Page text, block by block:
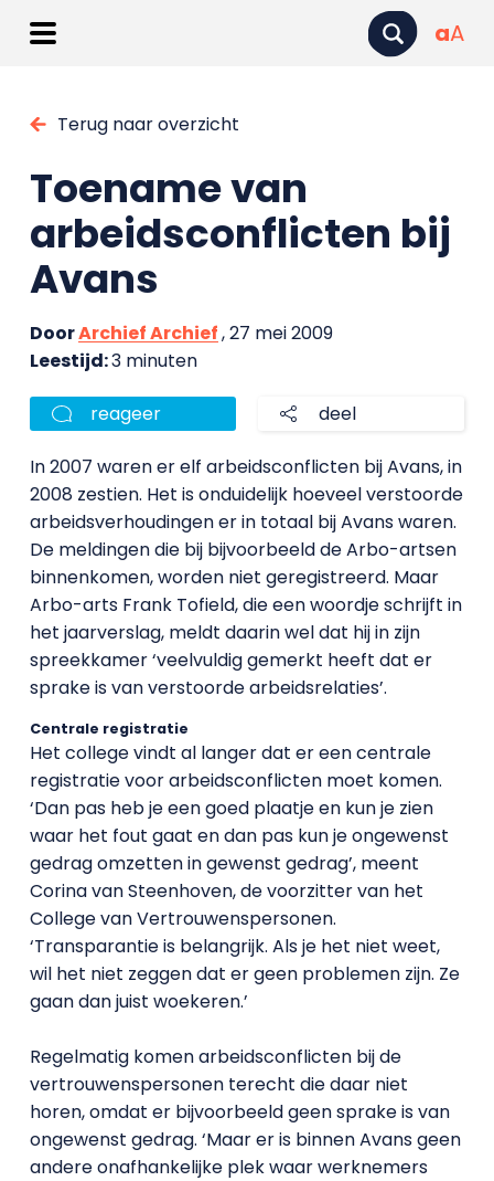
aA
Terug naar overzicht
Toename van
arbeidsconflicten bij
Avans
DoorArchief Archief, 27 mei 2009
Leestijd:3 minuten
reageer deel
In 2007 waren er elf arbeidsconflicten bij Avans, in
2008 zestien. Het is onduidelijk hoeveel verstoorde
arbeidsverhoudingen er in totaal bij Avans waren.
De meldingen die bij bijvoorbeeld de Arbo-artsen
binnenkomen, worden niet geregistreerd. Maar
Arbo-arts Frank Tofield, die een woordje schrijft in
het jaarverslag, meldt daarin wel dat hij in zijn
spreekkamer ‘veelvuldig gemerkt heeft dat er
sprake is van verstoorde arbeidsrelaties’.
Centrale registratie
Het college vindt al langer dat er een centrale
registratie voor arbeidsconflicten moet komen.
‘Dan pas heb je een goed plaatje en kun je zien
waar het fout gaat en dan pas kun je ongewenst
gedrag omzetten in gewenst gedrag’, meent
Corina van Steenhoven, de voorzitter van het
College van Vertrouwenspersonen.
‘Transparantie is belangrijk. Als je het niet weet,
wil het niet zeggen dat er geen problemen zijn. Ze
gaan dan juist woekeren.’
Regelmatig komen arbeidsconflicten bij de
vertrouwenspersonen terecht die daar niet
horen, omdat er bijvoorbeeld geen sprake is van
ongewenst gedrag. ‘Maar er is binnen Avans geen
andere onafhankelijke plek waar werknemers